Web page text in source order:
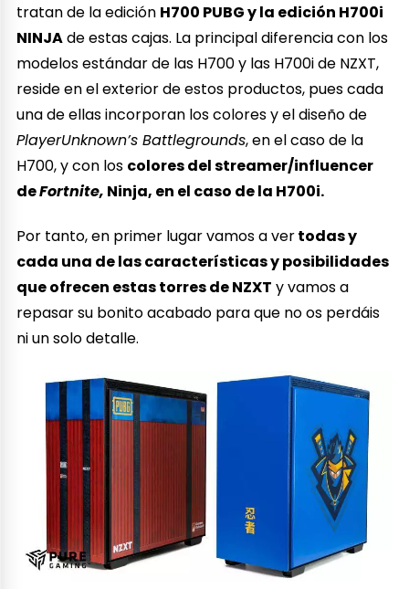
tratan de la edición H700 PUBG y la edición H700i
NINJAde estas cajas. La principal diferencia con los
modelos estándar de las H700 y las H700i de NZXT,
reside en el exterior de estos productos, pues cada
una de ellas incorporan los colores y el diseño de
PlayerUnknown’s Battlegrounds, en el caso de la
H700, y con los colores del streamer/influencer
deFortnite, Ninja, en el caso de la H700i.
Por tanto, en primer lugar vamos a vertodas y
cada una de las características y posibilidades
que ofrecen estas torres de NZXT y vamos a
repasar su bonito acabado para que no os perdáis
ni un solo detalle.